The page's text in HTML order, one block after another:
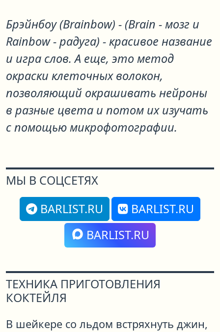
Брэйнбоу (Brainbow) - (Brain - мозг и
Rainbow - радуга) - красивое название
и игра слов. А еще, это метод
окраски клеточных волокон,
позволяющий окрашивать нейроны
в разные цвета и потом их изучать
с помощью микрофотографии.
МЫ В СОЦСЕТЯХ
BARLIST.RU
BARLIST.RU
BARLIST.RU
ТЕХНИКА ПРИГОТОВЛЕНИЯ
КОКТЕЙЛЯ
В шейкере со льдом встряхнуть джин,